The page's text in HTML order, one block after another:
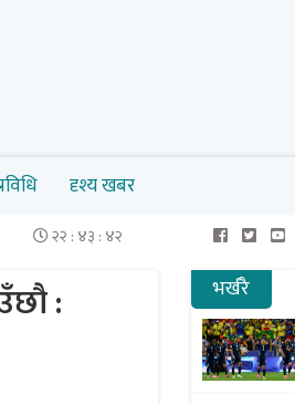
दृश्य खबर
२२ : ४३ : ४२
:
भर्खरै